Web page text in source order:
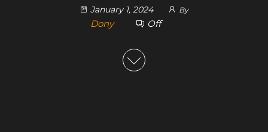
January 1, 2024 By
Dony Off